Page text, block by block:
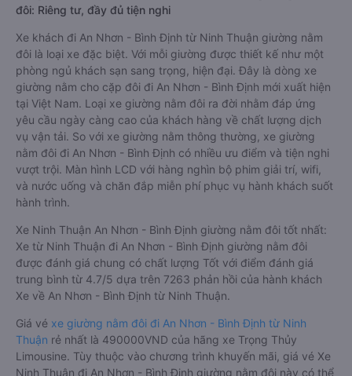
chương trình khuyến mãi, giá vé Xe Ninh Thuận đi An Nhơn -
Bình Định giường nằm này có thể sẽ rẻ hơn.
Dòng xe đi An Nhơn - Bình Định từ Ninh Thuận giường nằm
đôi: Riêng tư, đầy đủ tiện nghi
Xe khách đi An Nhơn - Bình Định từ Ninh Thuận giường nằm
đôi là loại xe đặc biệt. Với mỗi giường được thiết kế như một
phòng ngủ khách sạn sang trọng, hiện đại. Đây là dòng xe
giường nằm cho cặp đôi đi An Nhơn - Bình Định mới xuất hiện
tại Việt Nam. Loại xe giường nằm đôi ra đời nhằm đáp ứng
yêu cầu ngày càng cao của khách hàng về chất lượng dịch
vụ vận tải. So với xe giường nằm thông thường, xe giường
nằm đôi đi An Nhơn - Bình Định có nhiều ưu điểm và tiện nghi
vượt trội. Màn hình LCD với hàng nghìn bộ phim giải trí, wifi,
và nước uống và chăn đắp miễn phí phục vụ hành khách suốt
hành trình.
Xe Ninh Thuận An Nhơn - Bình Định giường nằm đôi tốt nhất:
Xe từ Ninh Thuận đi An Nhơn - Bình Định giường nằm đôi
được đánh giá chung có chất lượng Tốt với điểm đánh giá
trung bình từ 4.7/5 dựa trên 7263 phản hồi của hành khách
Xe về An Nhơn - Bình Định từ Ninh Thuận.